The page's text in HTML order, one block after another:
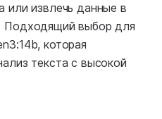
или извлечь данные в
Подходящий выбор для
которая
текста с высокой